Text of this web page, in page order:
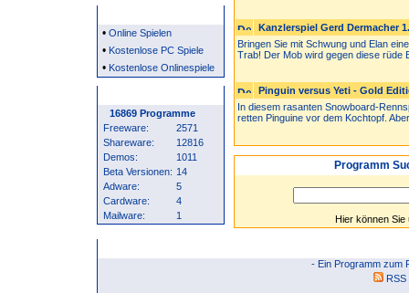
• Online Spielen
• Kostenlose PC Spiele
• Kostenlose Onlinespiele
16869 Programme
Freeware:
2571
Shareware:
12816
Demos:
1011
Beta Versionen: 14
Adware:
5
Cardware:
4
Mailware:
1
Kanzlerspiel Gerd Dermacher
Bringen Sie mit Schwung und Elan
Trab! Der Mob wird gegen diese rüde
Pinguin versus Yeti - Gold
In diesem rasanten Snowboard-
retten Pinguine vor dem Kochtopf.
Programm
Hier können
- Ein Programm zum